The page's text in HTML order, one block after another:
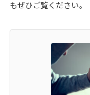
もぜひご覧ください。